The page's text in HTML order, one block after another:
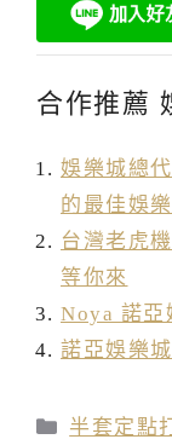
合作推薦
娛樂城總
的最佳娛
台灣老虎
等你來
Noya 諾亞
諾亞娛樂
分
半套定點